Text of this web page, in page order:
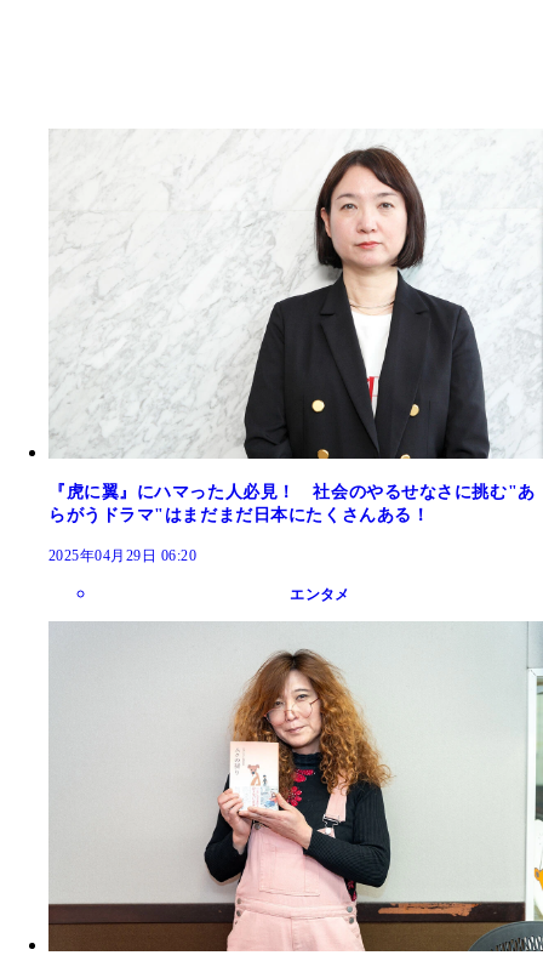
『虎に翼』にハマった人必見！ 社会のやるせなさに挑む"あ
らがうドラマ"はまだまだ日本にたくさんある！
2025年04月29日 06:20
エンタメ